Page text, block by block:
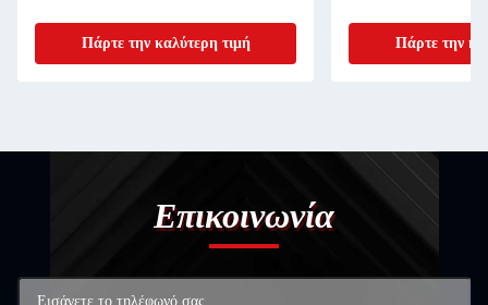
Πάρτε την καλύτερη τιμή Πάρτε την
Επικοινωνία